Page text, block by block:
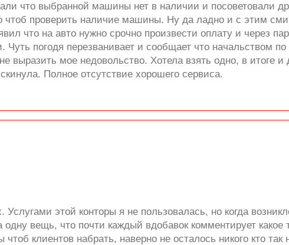
что выбранной машины нет в наличии и посоветовали
чтоб проверить наличие машины. Ну да ладно и с этим
что на авто нужно срочно произвести оплату и через
Чуть погодя перезванивает и сообщает что начальством
выразить мое недовольство. Хотела взять одно, в итоге и
Полное отсутствие хорошего сервиса.
этой конторы я не пользовалась, но когда
вещь, что почти каждый вдобавок комментирует
клиентов набрать, наверно не осталось никого кто